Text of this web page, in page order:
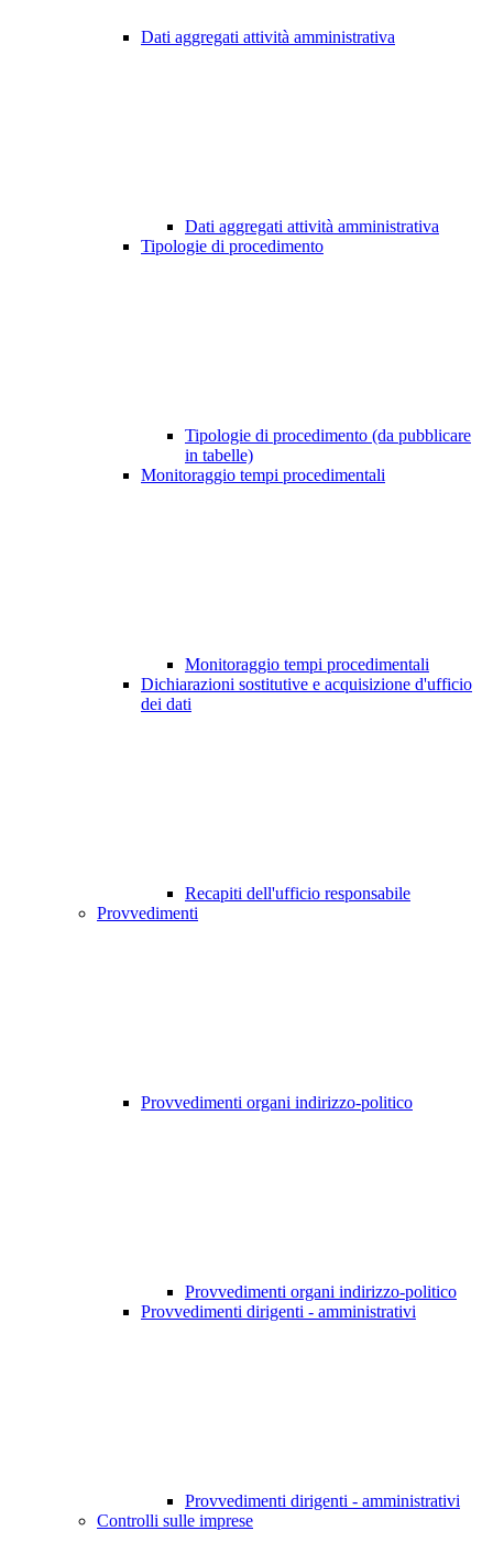
Dati aggregati attività amministrativa
Dati aggregati attività amministrativa
Tipologie di procedimento
Tipologie di procedimento (da pubblicare
in tabelle)
Monitoraggio tempi procedimentali
Monitoraggio tempi procedimentali
Dichiarazioni sostitutive e acquisizione d'ufficio
dei dati
Recapiti dell'ufficio responsabile
Provvedimenti
Provvedimenti organi indirizzo-politico
Provvedimenti organi indirizzo-politico
Provvedimenti dirigenti - amministrativi
Provvedimenti dirigenti - amministrativi
Controlli sulle imprese